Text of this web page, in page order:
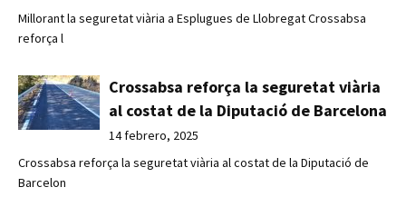
Millorant la seguretat viària a Esplugues de Llobregat Crossabsa
reforça l
Crossabsa reforça la seguretat viària
al costat de la Diputació de Barcelona
14 febrero, 2025
Crossabsa reforça la seguretat viària al costat de la Diputació de
Barcelon